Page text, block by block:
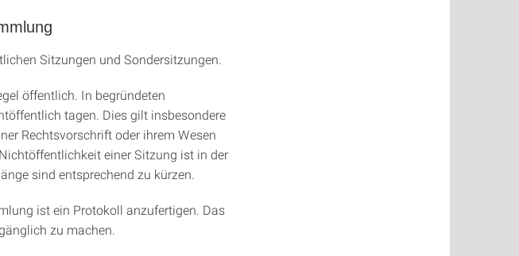
Sitzungen und Sondersitzungen.
öffentlich. In begründeten
tagen. Dies gilt insbesondere
Rechtsvorschrift oder ihrem Wesen
einer Sitzung ist in der
sind entsprechend zu kürzen.
ist ein Protokoll anzufertigen. Das
zu machen.